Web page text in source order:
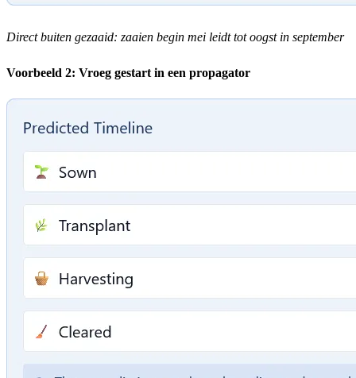
Direct buiten gezaaid: zaaien begin mei leidt tot oogst in september
Voorbeeld 2: Vroeg gestart in een propagator